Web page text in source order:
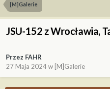
[M]Galerie
JSU-152 z Wrocławia,
Przez FAHR
27 Maja 2024w [M]Galerie